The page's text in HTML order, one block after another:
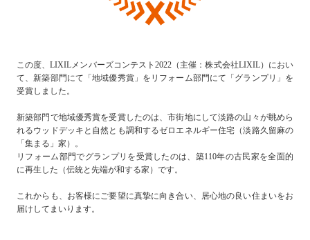
この度、LIXILメンバーズコンテスト2022（主催：株式会社LIXIL）におい
て、新築部門にて「地域優秀賞」をリフォーム部門にて「グランプリ」を
受賞しました。
新築部門で地域優秀賞を受賞したのは、市街地にして淡路の山々が眺めら
れるウッドデッキと自然とも調和するゼロエネルギー住宅（淡路久留麻の
「集まる」家）。
リフォーム部門でグランプリを受賞したのは、築110年の古民家を全面的
に再生した（伝統と先端が和する家）です。
これからも、お客様にご要望に真摯に向き合い、居心地の良い住まいをお
届けしてまいります。